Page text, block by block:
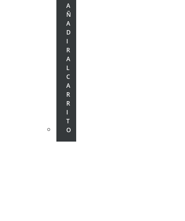
A
Ñ
A
D
I
R
A
L
C
A
R
R
I
T
O